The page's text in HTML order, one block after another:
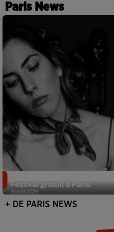
Paris News
3 août 2026
Festival gratuit à Paris
+ DE PARIS NEWS